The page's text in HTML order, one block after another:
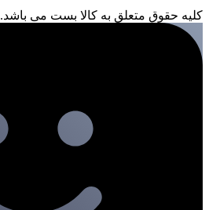
کلیه حقوق متعلق به کالا بست می باشد.